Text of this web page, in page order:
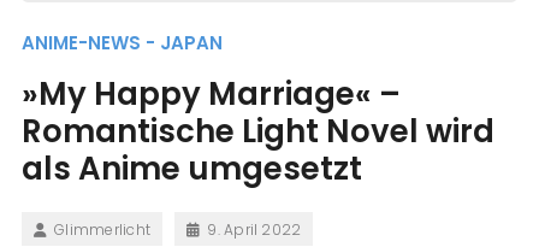
ANIME-NEWS - JAPAN
»My Happy Marriage« –
Romantische Light Novel wird
als Anime umgesetzt
Glimmerlicht
9. April 2022